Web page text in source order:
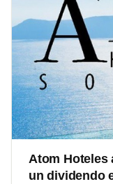
Atom Hoteles
un dividendo